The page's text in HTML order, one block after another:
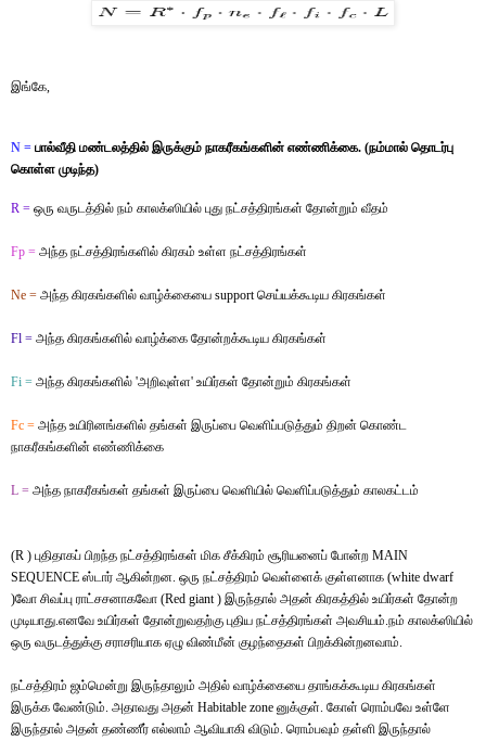
இங்கே,
N = பால்வீதி மண்டலத்தில் இருக்கும் நாகரீகங்களின் எண்ணிக்கை. (நம்மால் தொடர்பு
கொள்ள முடிந்த)
R = ஒரு வருடத்தில் நம் காலக்ஸியில் புது நட்சத்திரங்கள் தோன்றும் வீதம்
Fp = அந்த நட்சத்திரங்களில் கிரகம் உள்ள நட்சத்திரங்கள்
Ne = அந்த கிரகங்களில் வாழ்க்கையை support செய்யக்கூடிய கிரகங்கள்
Fl = அந்த கிரகங்களில் வாழ்க்கை தோன்றக்கூடிய கிரகங்கள்
Fi = அந்த கிரகங்களில் 'அறிவுள்ள' உயிர்கள் தோன்றும் கிரகங்கள்
Fc = அந்த உயிரினங்களில் தங்கள் இருப்பை வெளிப்படுத்தும் திறன் கொண்ட
நாகரீகங்களின் எண்ணிக்கை
L = அந்த நாகரீகங்கள் தங்கள் இருப்பை வெளியில் வெளிப்படுத்தும் காலகட்டம்
(R ) புதிதாகப் பிறந்த நட்சத்திரங்கள் மிக சீக்கிரம் சூரியனைப் போன்ற MAIN
SEQUENCE ஸ்டார் ஆகின்றன. ஒரு நட்சத்திரம் வெள்ளைக் குள்ளனாக (white dwarf
)வோ சிவப்பு ராட்சசனாகவோ (Red giant ) இருந்தால் அதன் கிரகத்தில் உயிர்கள் தோன்ற
முடியாது.எனவே உயிர்கள் தோன்றுவதற்கு புதிய நட்சத்திரங்கள் அவசியம்.நம் காலக்ஸியில்
ஒரு வருடத்துக்கு சராசரியாக ஏழு விண்மீன் குழந்தைகள் பிறக்கின்றனவாம்.
நட்சத்திரம் ஜம்மென்று இருந்தாலும் அதில் வாழ்க்கையை தாங்கக்கூடிய கிரகங்கள்
இருக்க வேண்டும். அதாவது அதன் Habitable zone னுக்குள். கோள் ரொம்பவே உள்ளே
இருந்தால் அதன் தண்ணீர் எல்லாம் ஆவியாகி விடும். ரொம்பவும் தள்ளி இருந்தால்